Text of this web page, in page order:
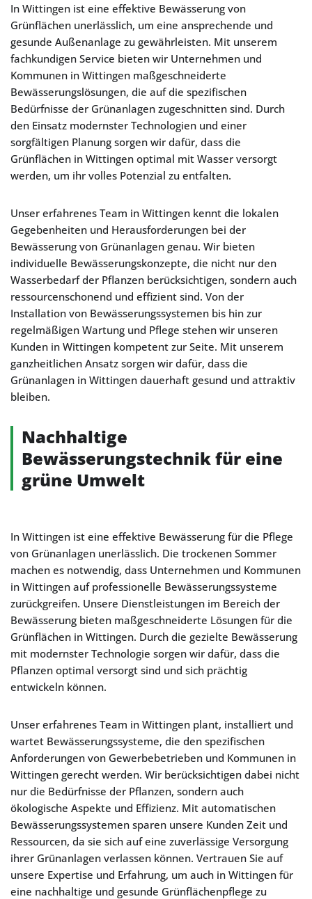
In Wittingen ist eine effektive Bewässerung von
Grünflächen unerlässlich, um eine ansprechende und
gesunde Außenanlage zu gewährleisten. Mit unserem
fachkundigen Service bieten wir Unternehmen und
Kommunen in Wittingen maßgeschneiderte
Bewässerungslösungen, die auf die spezifischen
Bedürfnisse der Grünanlagen zugeschnitten sind. Durch
den Einsatz modernster Technologien und einer
sorgfältigen Planung sorgen wir dafür, dass die
Grünflächen in Wittingen optimal mit Wasser versorgt
werden, um ihr volles Potenzial zu entfalten.
Unser erfahrenes Team in Wittingen kennt die lokalen
Gegebenheiten und Herausforderungen bei der
Bewässerung von Grünanlagen genau. Wir bieten
individuelle Bewässerungskonzepte, die nicht nur den
Wasserbedarf der Pflanzen berücksichtigen, sondern auch
ressourcenschonend und effizient sind. Von der
Installation von Bewässerungssystemen bis hin zur
regelmäßigen Wartung und Pflege stehen wir unseren
Kunden in Wittingen kompetent zur Seite. Mit unserem
ganzheitlichen Ansatz sorgen wir dafür, dass die
Grünanlagen in Wittingen dauerhaft gesund und attraktiv
bleiben.
Nachhaltige
Bewässerungstechnik für eine
grüne Umwelt
In Wittingen ist eine effektive Bewässerung für die Pflege
von Grünanlagen unerlässlich. Die trockenen Sommer
machen es notwendig, dass Unternehmen und Kommunen
in Wittingen auf professionelle Bewässerungssysteme
zurückgreifen. Unsere Dienstleistungen im Bereich der
Bewässerung bieten maßgeschneiderte Lösungen für die
Grünflächen in Wittingen. Durch die gezielte Bewässerung
mit modernster Technologie sorgen wir dafür, dass die
Pflanzen optimal versorgt sind und sich prächtig
entwickeln können.
Unser erfahrenes Team in Wittingen plant, installiert und
wartet Bewässerungssysteme, die den spezifischen
Anforderungen von Gewerbebetrieben und Kommunen in
Wittingen gerecht werden. Wir berücksichtigen dabei nicht
nur die Bedürfnisse der Pflanzen, sondern auch
ökologische Aspekte und Effizienz. Mit automatischen
Bewässerungssystemen sparen unsere Kunden Zeit und
Ressourcen, da sie sich auf eine zuverlässige Versorgung
ihrer Grünanlagen verlassen können. Vertrauen Sie auf
unsere Expertise und Erfahrung, um auch in Wittingen für
eine nachhaltige und gesunde Grünflächenpflege zu